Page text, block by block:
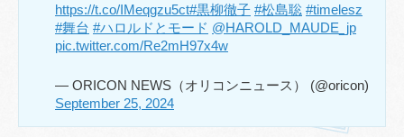
https://t.co/IMeqgzu5ct#黒柳徹子 #松島聡 #timelesz
#舞台 #ハロルドとモード @HAROLD_MAUDE_jp
pic.twitter.com/Re2mH97x4w
— ORICON NEWS（オリコンニュース） (@oricon)
September 25, 2024